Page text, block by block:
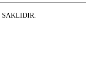
SAKLIDIR.